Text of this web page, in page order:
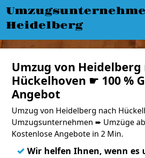
Heidelberg
Umzug von Heidelberg
Hückelhoven ☛ 100 %
Angebot
Umzug von Heidelberg nach
Umzugsunternehmen ➨ Umzüge
Kostenlose Angebote in 2 Min.
✓ Wir helfen Ihnen, wenn es